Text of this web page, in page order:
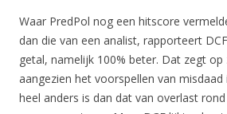
Waar PredPol nog een hitscore
dan die van een analist, rapporteert
getal, namelijk 100% beter. Dat zegt op
aangezien het voorspellen van
heel anders is dan dat van overlast